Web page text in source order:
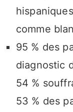
comme
95 % des
diagnostic
54 %
53 % des